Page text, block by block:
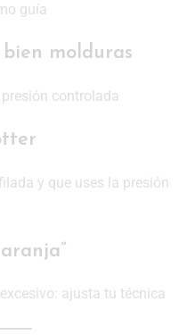
guía
molduras
controlada
y que uses la presión
ajusta tu técnica